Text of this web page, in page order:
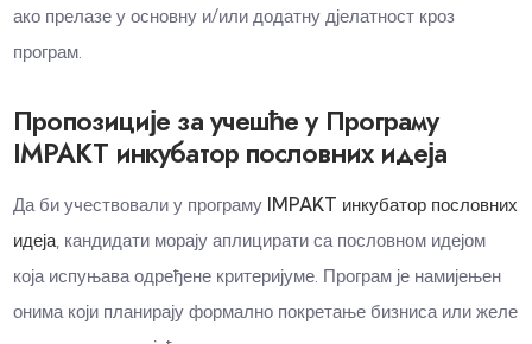
ако прелазе у основну и/или додатну дјелатност кроз
програм.
Пропозиције за учешће у Програму
IMPAKT инкубатор пословних идеја
Да би учествовали у програму IMPAKT инкубатор пословних
идеја , кандидати морају аплицирати са пословном идејом
која испуњава одређене критеријуме. Програм је намијењен
онима који планирају формално покретање бизниса или желе